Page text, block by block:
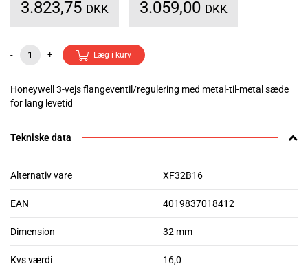
3.823,75 DKK 3.059,00 DKK
- + Læg i kurv
Honeywell 3-vejs flangeventil/regulering med metal-til-metal sæde
for lang levetid
Tekniske data
Alternativ vare XF32B16
EAN 4019837018412
Dimension 32 mm
Kvs værdi 16,0